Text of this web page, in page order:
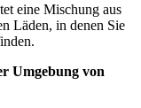
eine Mischung aus
Läden, in denen Sie
Umgebung von